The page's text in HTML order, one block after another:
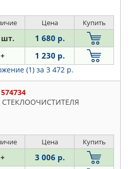
Цена Купить
шт. 1 680 р.
+ 1 230 р.
(1) за 3 472 р.
СТЕКЛООЧИСТИТЕЛЯ
Цена Купить
+ 3 006 р.